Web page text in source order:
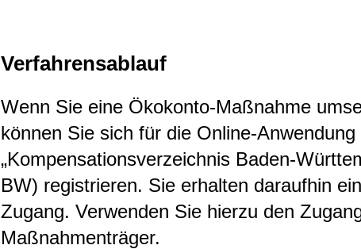
Verfahrensablauf
Wenn Sie eine Ökokonto-Maßnahme
können Sie sich für die Online-Anwendung
„Kompensationsverzeichnis Baden-
BW) registrieren. Sie erhalten daraufhin
Zugang. Verwenden Sie hierzu den
Maßnahmenträger.